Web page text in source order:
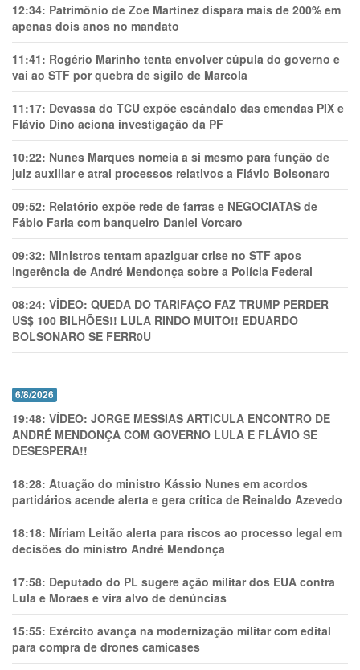
12:34: Patrimônio de Zoe Martínez dispara mais de 200% em
apenas dois anos no mandato
11:41: Rogério Marinho tenta envolver cúpula do governo e
vai ao STF por quebra de sigilo de Marcola
11:17: Devassa do TCU expõe escândalo das emendas PIX e
Flávio Dino aciona investigação da PF
10:22: Nunes Marques nomeia a si mesmo para função de
juiz auxiliar e atrai processos relativos a Flávio Bolsonaro
09:52: Relatório expõe rede de farras e NEGOCIATAS de
Fábio Faria com banqueiro Daniel Vorcaro
09:32: Ministros tentam apaziguar crise no STF apos
ingerência de André Mendonça sobre a Polícia Federal
08:24: VÍDEO: QUEDA DO TARIFAÇO FAZ TRUMP PERDER
US$ 100 BILHÕES!! LULA RINDO MUITO!! EDUARDO
BOLSONARO SE FERR0U
6/8/2026
19:48: VÍDEO: JORGE MESSIAS ARTICULA ENCONTRO DE
ANDRÉ MENDONÇA COM GOVERNO LULA E FLÁVIO SE
DESESPERA!!
18:28: Atuação do ministro Kássio Nunes em acordos
partidários acende alerta e gera crítica de Reinaldo Azevedo
18:18: Míriam Leitão alerta para riscos ao processo legal em
decisões do ministro André Mendonça
17:58: Deputado do PL sugere ação militar dos EUA contra
Lula e Moraes e vira alvo de denúncias
15:55: Exército avança na modernização militar com edital
para compra de drones camicases